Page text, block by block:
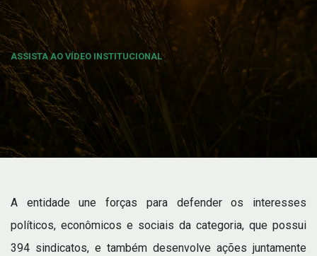
ASSISTA AO VÍDEO INSTITUCIONAL
A entidade une forças para defender os interesses
políticos, econômicos e sociais da categoria, que possui
394 sindicatos, e também desenvolve ações juntamente